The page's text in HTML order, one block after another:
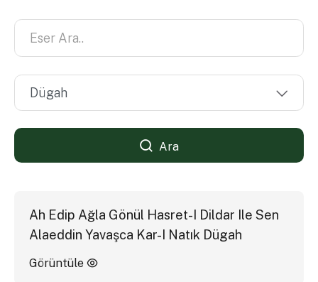
Ara
Ah Edip Ağla Gönül Hasret-I Dildar Ile Sen
Alaeddin Yavaşca Kar-I Natık Dügah
Görüntüle